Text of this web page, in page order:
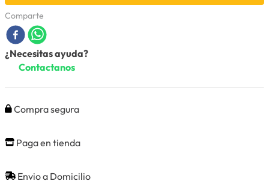
Comparte
¿Necesitas ayuda?
Contactanos
Compra segura
Paga en tienda
Envio a Domicilio